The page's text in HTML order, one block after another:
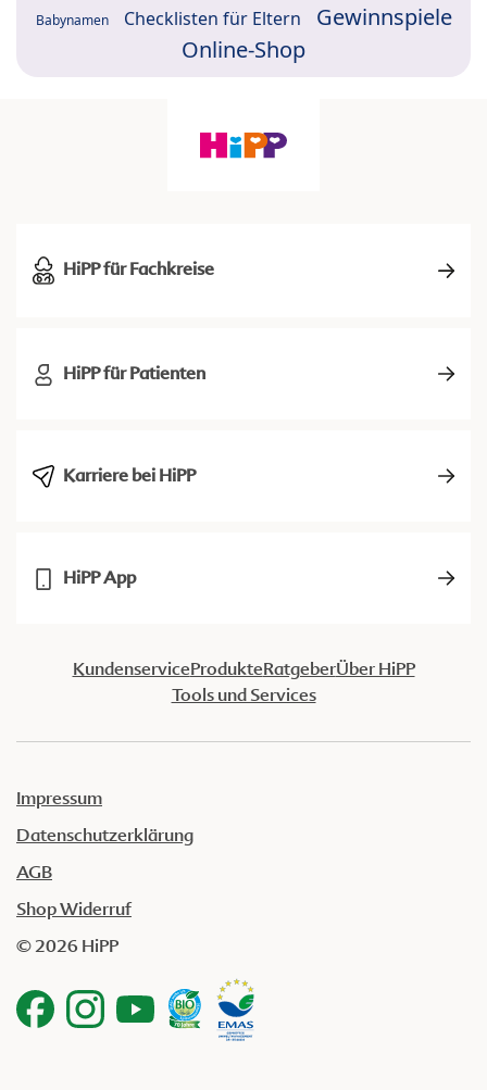
Babynamen Checklisten für Eltern
Gewinnspiele
Online-Shop
HiPP für Fachkreise
HiPP für Patienten
Karriere bei HiPP
HiPP App
KundenserviceProdukteRatgeberÜber HiPP
Tools und Services
Impressum
Datenschutzerklärung
AGB
Shop Widerruf
© 2026 HiPP